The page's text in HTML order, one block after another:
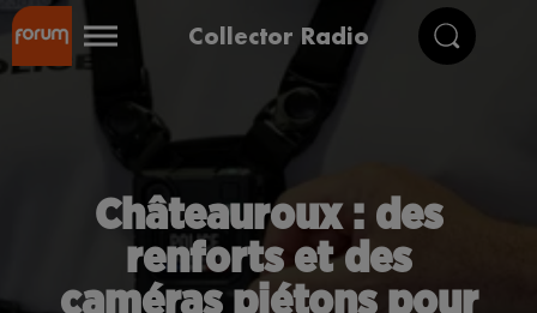
Collector Radio
Châteauroux : des
renforts et des
caméras piétons pour